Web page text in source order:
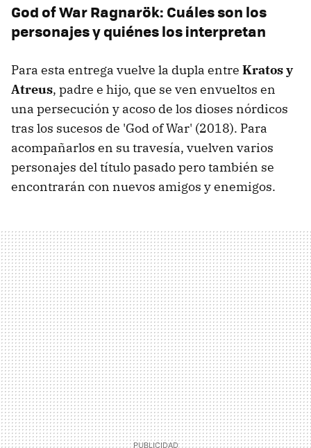
God of War Ragnarök: Cuáles son los
personajes y quiénes los interpretan
Para esta entrega vuelve la dupla entre Kratos y
Atreus, padre e hijo, que se ven envueltos en
una persecución y acoso de los dioses nórdicos
tras los sucesos de 'God of War' (2018). Para
acompañarlos en su travesía, vuelven varios
personajes del título pasado pero también se
encontrarán con nuevos amigos y enemigos.